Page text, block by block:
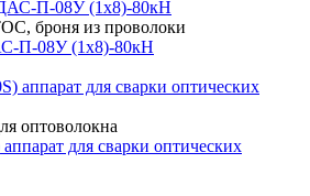
броня из проволоки
П-08У (1х8)-80кН
оптоволокна
для сварки оптических